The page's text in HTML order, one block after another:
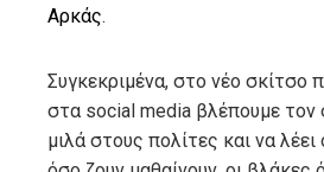
Αρκάς.
Συγκεκριμένα, στο νέο σκίτσο
στα social media βλέπουμε
μιλά στους πολίτες και να λέει